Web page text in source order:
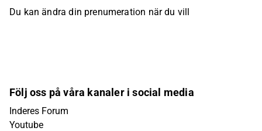
Du kan ändra din prenumeration när du vill
Följ oss på våra kanaler i social media
Inderes Forum
Youtube